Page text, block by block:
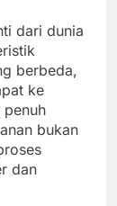
dari dunia
berbeda,
ke
bukan
dan